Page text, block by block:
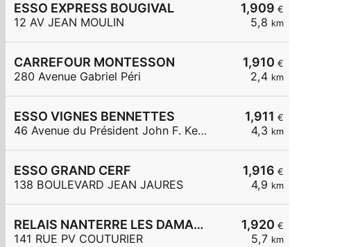
1,909 €
5,8 km
ESSO EXPRESS BOUGIVAL
12 AV JEAN MOULIN
1,910 €
2,4 km
CARREFOUR MONTESSON
280 Avenue Gabriel Péri
1,911 €
4,3 km
ESSO VIGNES BENNETTES
46 Avenue du Président John F. Kennedy
1,916 €
4,9 km
ESSO GRAND CERF
138 BOULEVARD JEAN JAURES
1,920 €
5,7 km
RELAIS NANTERRE LES DAMADES
141 RUE PV COUTURIER